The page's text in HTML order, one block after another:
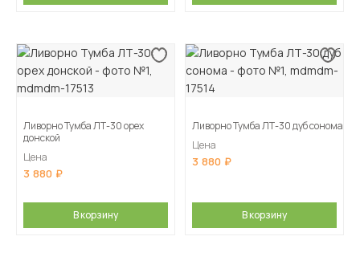
Ливорно Тумба ЛТ-30 орех
донской
Цена
3 880
В корзину
Ливорно Тумба ЛТ-30 дуб сонома
Цена
3 880
В корзину